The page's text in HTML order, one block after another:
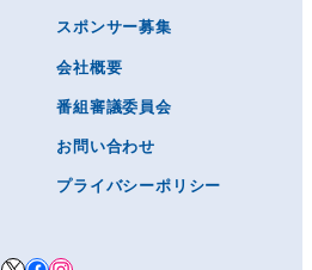
スポンサー募集
会社概要
番組審議委員会
お問い合わせ
プライバシーポリシー